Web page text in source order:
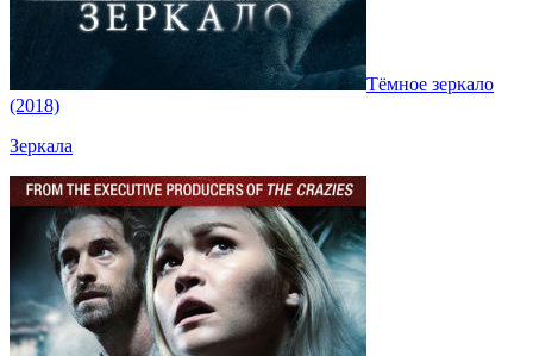
Тёмное зеркало
(2018)
Зеркала